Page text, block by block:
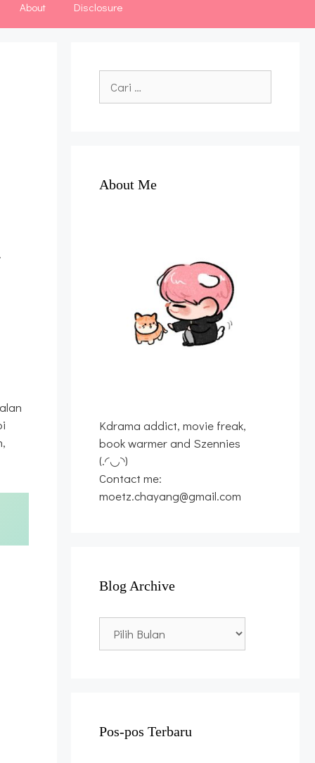
About Disclosure
untuk:
About Me
Kdrama addict, movie freak,
book warmer and Szennies
(.◜◡◝)
Contact me:
moetz.chayang@gmail.com
Blog Archive
Archive
Pos-pos Terbaru